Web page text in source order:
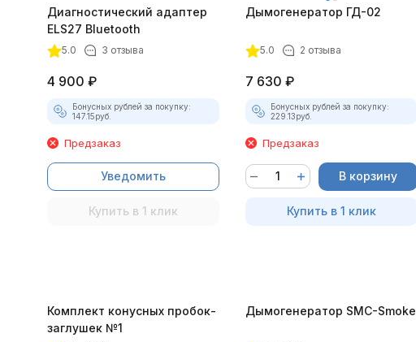
Диагностический адаптер
ELS27 Bluetooth
5.0 3 отзыва
4 900 ₽
Бонусных рублей за покупку:
147.15руб.
Предзаказ
Уведомить
Купить в 1 клик
Дымогенератор ГД-02
5.0 2 отзыва
7 630 ₽
Бонусных рублей за покупку:
229.13руб.
Предзаказ
В корзину
Купить в 1 клик
Комплект конусных пробок-
заглушек №1
Дымогенератор SMC-Smoke